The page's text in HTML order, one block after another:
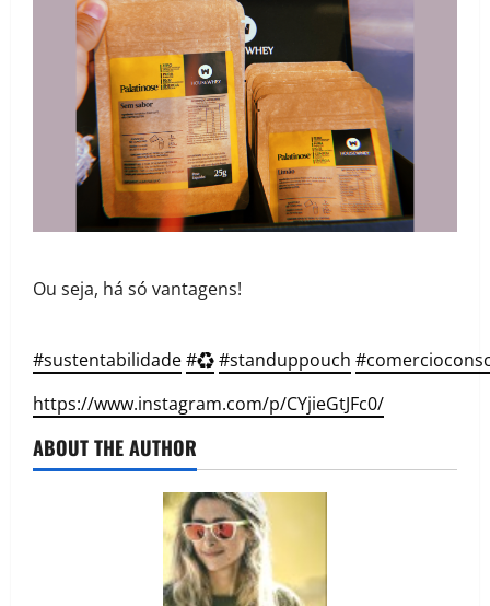
Ou seja, há só vantagens!
#sustentabilidade#♻️#standuppouch
https://www.instagram.com/p/CYjieGtJFc0/
ABOUT THE AUTHOR